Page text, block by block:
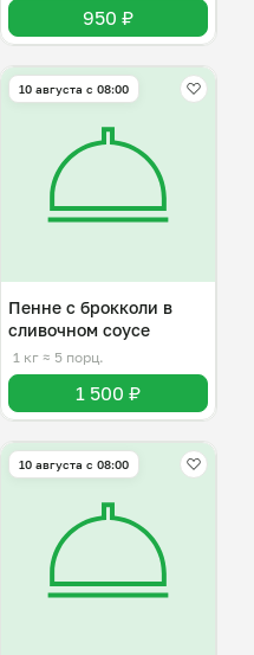
950 ₽
10 августа с 08:00
Пенне с брокколи в
сливочном соусе
1 кг ≈ 5 порц.
1 500 ₽
10 августа с 08:00